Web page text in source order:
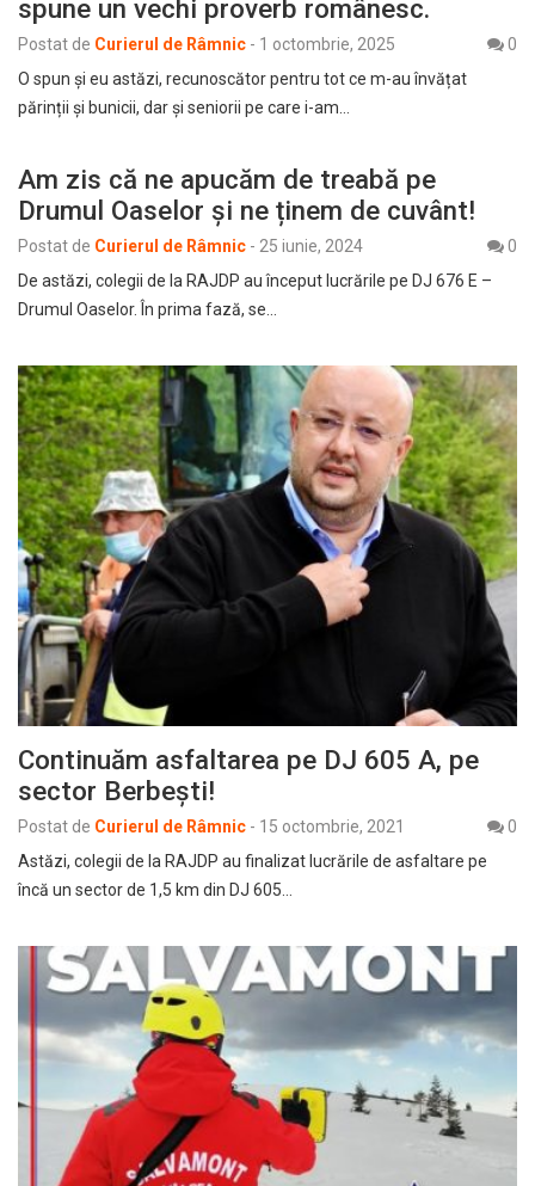
spune un vechi proverb românesc.
Postat de Curierul de Râmnic - 1 octombrie, 2025
0
O spun și eu astăzi, recunoscător pentru tot ce m-au învățat
părinții și bunicii, dar și seniorii pe care i-am…
Am zis că ne apucăm de treabă pe
Drumul Oaselor și ne ținem de cuvânt!
Postat de Curierul de Râmnic - 25 iunie, 2024
0
De astăzi, colegii de la RAJDP au început lucrările pe DJ 676 E –
Drumul Oaselor. În prima fază, se…
Continuăm asfaltarea pe DJ 605 A, pe
sector Berbești!
Postat de Curierul de Râmnic - 15 octombrie, 2021
0
Astăzi, colegii de la RAJDP au finalizat lucrările de asfaltare pe
încă un sector de 1,5 km din DJ 605…